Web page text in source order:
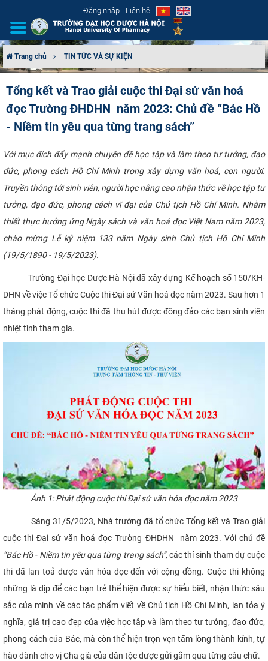
Đăng nhập Liên hệ
CƠ CẤU TỔ CHỨC
TUYỂN SINH
ĐÀO TẠO
ĐẢM BẢO CHẤT LƯỢNG
KHOA HỌC CÔNG NGHỆ
HTQT
CỰU NGƯỜI HỌC
Trang chủ TIN TỨC VÀ SỰ KIỆN
Tổng kết và Trao giải cuộc thi Đại sứ văn hoá
đọc Trường ĐHDHN năm 2023: Chủ đề “Bác Hồ
- Niềm tin yêu qua từng trang sách”
Với mục đích đẩy mạnh chuyên đề học tập và làm theo tư tưởng, đạo
đức, phong cách Hồ Chí Minh trong xây dựng văn hoá, con người.
Truyền thông tới sinh viên, người học nâng cao nhận thức về học tập tư
tưởng, đạo đức, phong cách vĩ đại của Chủ tịch Hồ Chí Minh. Nhằm
thiết thực hưởng ứng Ngày sách và văn hoá đọc Việt Nam năm 2023,
chào mừng Lễ kỷ niệm 133 năm Ngày sinh Chủ tịch Hồ Chí Minh
(19/5/1890 - 19/5/2023).
Trường Đại học Dược Hà Nội đã xây dựng Kế hoạch số 150/KH-
DHN về việc Tổ chức Cuộc thi Đại sứ Văn hoá đọc năm 2023. Sau hơn 1
tháng phát động, cuộc thi đã thu hút được đông đảo các bạn sinh viên
nhiệt tình tham gia.
Ảnh 1: Phát động cuộc thi Đại sứ văn hóa đọc năm 2023
Sáng 31/5/2023, Nhà trường đã tổ chức Tổng kết và Trao giải
cuộc thi Đại sứ văn hoá đọc Trường ĐHDHN năm 2023. Với chủ đề
“Bác Hồ - Niềm tin yêu qua từng trang sách”,các thí sinh tham dự cuộc
thi đã lan toả được văn hóa đọc đến với cộng đồng. Cuộc thi không
những là dịp để các bạn trẻ thể hiện được sự hiểu biết, nhận thức sâu
sắc của mình về các tác phẩm viết về Chủ tịch Hồ Chí Minh, lan tỏa ý
nghĩa, giá trị cao đẹp của việc học tập và làm theo tư tưởng, đạo đức,
phong cách của Bác, mà còn thể hiện trọn vẹn tấm lòng thành kính, tự
hào dành cho vị Cha già của dân tộc được gửi gắm qua từng câu chữ.